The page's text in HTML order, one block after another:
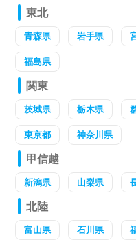
東北
青森県 岩手県
福島県
関東
茨城県 栃木県
東京都 神奈川県
甲信越
新潟県 山梨県
北陸
富山県 石川県